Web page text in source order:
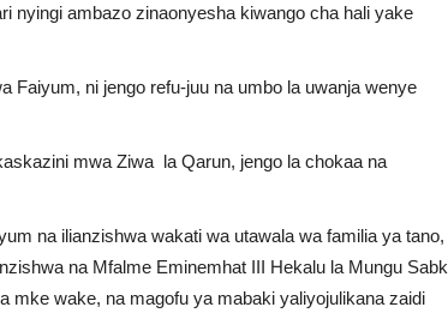
nyingi ambazo zinaonyesha kiwango cha hali yake
Faiyum, ni jengo refu-juu na umbo la uwanja wenye
mwa Ziwa la Qarun, jengo la chokaa na
na ilianzishwa wakati wa utawala wa familia ya tano,
na Mfalme Eminemhat III Hekalu la Mungu Sabk
mke wake, na magofu ya mabaki yaliyojulikana zaidi